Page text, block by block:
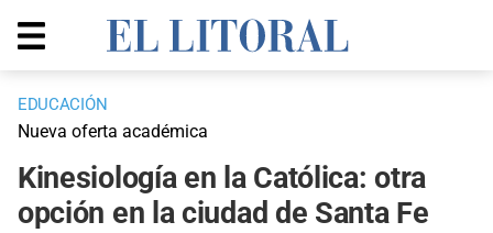
EDUCACIÓN
Nueva oferta académica
Kinesiología en la Católica: otra
opción en la ciudad de Santa Fe